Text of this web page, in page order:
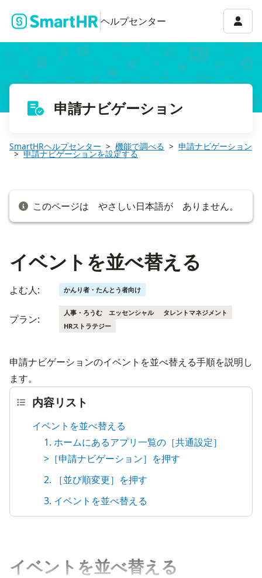
ヘルプセンター アカ
申請ナビゲーション
SmartHRヘルプセンター 機能で調べる 申請ナビゲーション
申請ナビゲーションを設定する
このページは やさしい日本語が ありません。
イベントを並べ替える
よむ人: かんり者・たんとう者向け
プラン:
人事・ろうむ エッセンシャル
タレントマネジメント
HRストラテジー
申請ナビゲーションのイベントを並べ替える手順を説明し
ます。
内容リスト
イベントを並べ替える
1. ホームにあるアプリ一覧の［共通設定］
>［申請ナビゲーション］を押す
2. ［並び順変更］を押す
3. イベントを並べ替える
イベントを並べ替える